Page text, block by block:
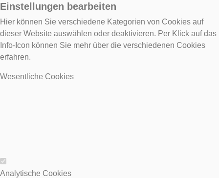
Einstellungen bearbeiten
Hier können Sie verschiedene Kategorien von Cookies auf
dieser Website auswählen oder deaktivieren. Per Klick auf das
Info-Icon können Sie mehr über die verschiedenen Cookies
erfahren.
Wesentliche Cookies
Wesentliche Cookies
Analytische Cookies